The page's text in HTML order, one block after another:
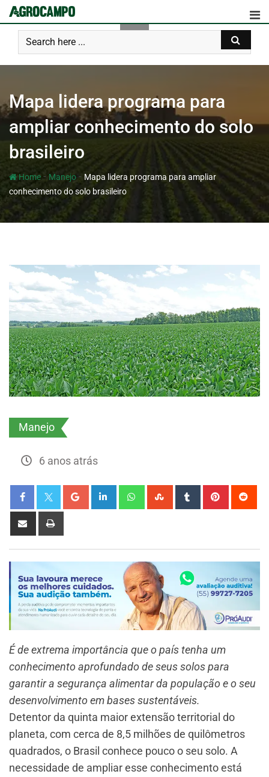
Mapa lidera programa para
ampliar conhecimento do solo
brasileiro
Home- Manejo - Mapa lidera programa para ampliar
conhecimento do solo brasileiro
Manejo
6 anos atrás
É de extrema importância que o país tenha um
conhecimento aprofundado de seus solos para
garantir a segurança alimentar da população e o seu
desenvolvimento em bases sustentáveis.
Detentor da quinta maior extensão territorial do
planeta, com cerca de 8,5 milhões de quilômetros
quadrados, o Brasil conhece pouco o seu solo. A
necessidade de ampliar esse conhecimento está